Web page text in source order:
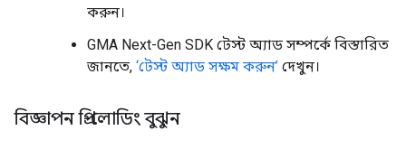
করুন।
GMA Next-Gen SDK টেস্ট অ্যাড সম্পর্কে বিস্তারিত
জানতে, ‘টেস্ট অ্যাড সক্ষম করুন’ দেখুন।
বিজ্ঞাপন প্রি-লোডিং বুঝুন